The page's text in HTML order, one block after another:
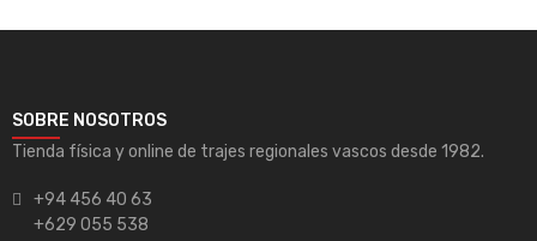
SOBRE NOSOTROS
Tienda física y online de trajes regionales vascos desde 1982.
+94 456 40 63
+629 055 538